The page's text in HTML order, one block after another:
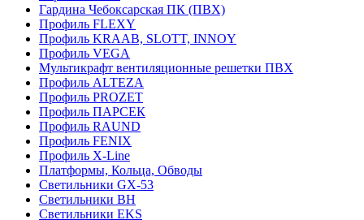
Гардина Чебоксарская ПК (ПВХ)
Профиль FLEXY
Профиль KRAAB, SLOTT, INNOY
Профиль VEGA
Мультикрафт вентиляционные решетки ПВХ
Профиль ALTEZA
Профиль PROZET
Профиль ПАРСЕК
Профиль RAUND
Профиль FENIX
Профиль Х-Line
Платформы, Кольца, Обводы
Светильники GX-53
Светильники BH
Светильники EKS